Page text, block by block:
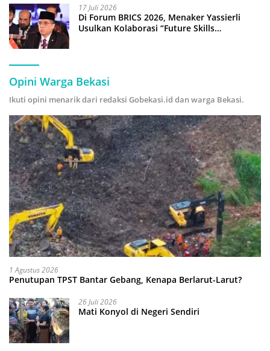
17 Juli 2026
Di Forum BRICS 2026, Menaker Yassierli
Usulkan Kolaborasi “Future Skills
Opini Warga Bekasi
Ikuti opini menarik dari redaksi Gobekasi.id dan warga Bekasi.
1 Agustus 2026
Penutupan TPST Bantar Gebang, Kenapa Berlarut-Larut?
26 Juli 2026
Mati Konyol di Negeri Sendiri